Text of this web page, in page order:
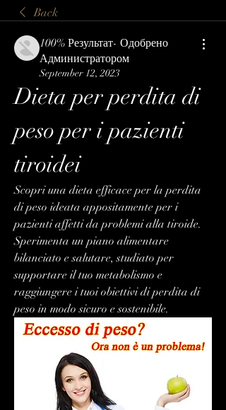
Back
100% Результат- Одобрено
Администратором
September 12, 2023
Dieta per perdita di
peso per i pazienti
tiroidei
Scopri una dieta efficace per la perdita
di peso ideata appositamente per i
pazienti affetti da problemi alla tiroide.
Sperimenta un piano alimentare
bilanciato e salutare, studiato per
supportare il tuo metabolismo e
raggiungere i tuoi obiettivi di perdita di
peso in modo sicuro e sostenibile.